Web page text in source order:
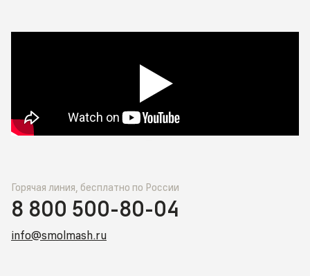
Горячая линия, бесплатно по России
8 800 500-80-04
info@smolmash.ru